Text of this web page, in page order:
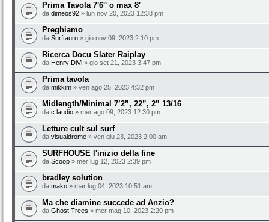
Prima Tavola 7'6'' o max 8'
da dimeos92 » lun nov 20, 2023 12:38 pm
Preghiamo
da Surftauro » gio nov 09, 2023 2:10 pm
Ricerca Docu Slater Raiplay
da Henry DiVi » gio set 21, 2023 3:47 pm
Prima tavola
da mikkim » ven ago 25, 2023 4:32 pm
Midlength/Minimal 7’2”, 22”, 2” 13/16
da c.laudio » mer ago 09, 2023 12:30 pm
Letture cult sul surf
da visualdrome » ven giu 23, 2023 2:00 am
SURFHOUSE l'inizio della fine
da Scoop » mer lug 12, 2023 2:39 pm
bradley solution
da mako » mar lug 04, 2023 10:51 am
Ma che diamine succede ad Anzio?
da Ghost Trees » mer mag 10, 2023 2:20 pm